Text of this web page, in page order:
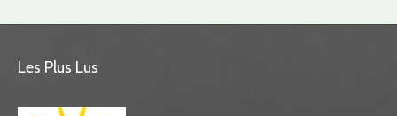
Les Plus Lus